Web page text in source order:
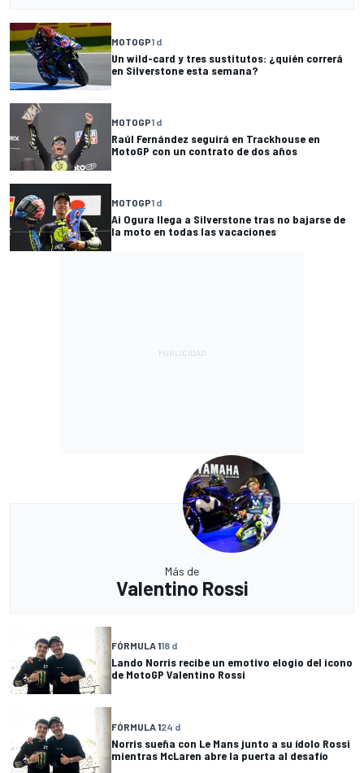
MOTOGP1 d
Un wild-card y tres sustitutos: ¿quién correrá
en Silverstone esta semana?
MOTOGP1 d
Raúl Fernández seguirá en Trackhouse en
MotoGP con un contrato de dos años
MOTOGP1 d
Ai Ogura llega a Silverstone tras no bajarse de
la moto en todas las vacaciones
Más de
Valentino Rossi
FÓRMULA 118 d
Lando Norris recibe un emotivo elogio del icono
de MotoGP Valentino Rossi
FÓRMULA 124 d
Norris sueña con Le Mans junto a su ídolo Rossi
mientras McLaren abre la puerta al desafío